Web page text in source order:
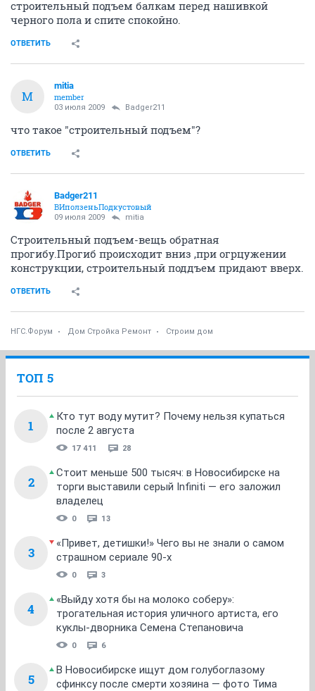
строительный подъем балкам перед нашивкой
черного пола и спите спокойно.
ОТВЕТИТЬ
M
mitia
member
03 июля 2009 Badger211
что такое "строительный подъем"?
ОТВЕТИТЬ
Badger211
ВИползеньПодкустовый
09 июля 2009 mitia
Строительный подъем-вещь обратная
прогибу.Прогиб происходит вниз ,при огрцужении
конструкции, строительный поддъем придают вверх.
ОТВЕТИТЬ
НГС.Форум Дом Стройка Ремонт Строим дом
ТОП 5
1
Кто тут воду мутит? Почему нельзя купаться
после 2 августа
17 411 28
2
Стоит меньше 500 тысяч: в Новосибирске на
торги выставили серый Infiniti — его заложил
владелец
0 13
3
«Привет, детишки!» Чего вы не знали о самом
страшном сериале 90-х
0 3
4
«Выйду хотя бы на молоко соберу»:
трогательная история уличного артиста, его
куклы-дворника Семена Степановича
0 6
5
В Новосибирске ищут дом голубоглазому
сфинксу после смерти хозяина — фото Тима